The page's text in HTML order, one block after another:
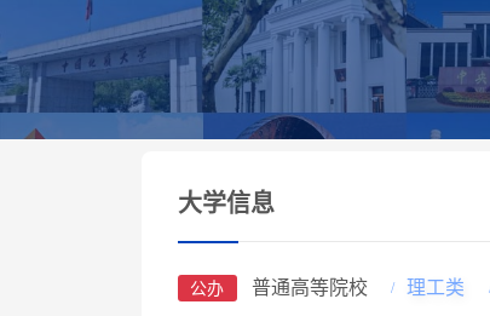
大学信息
公办 普通高等院校 理工类